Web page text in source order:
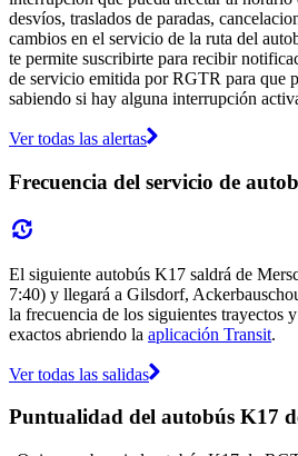
desvíos, traslados de paradas,
cambios en el servicio de la ruta del
te permite suscribirte para recibir
de servicio emitida por RGTR para que
sabiendo si hay alguna interrupción
Ver todas las alertas
Frecuencia del servicio de
El siguiente autobús K17 saldrá de
7:40) y llegará a Gilsdorf,
la frecuencia de los siguientes trayectos
exactos abriendo la aplicación Transit.
Ver todas las salidas
Puntualidad del autobús K17